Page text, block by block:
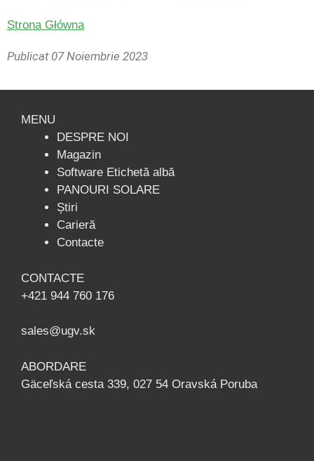
Strona Główna
Publicat 07 Noiembrie 2023
MENU
DESPRE NOI
Magazin
Software Etichetă albă
PANOURI SOLARE
Știri
Carieră
Contacte
CONTACTE
+421 944 760 176
sales@ugv.sk
ABORDARE
Gäceľská cesta 339, 027 54 Oravská Poruba